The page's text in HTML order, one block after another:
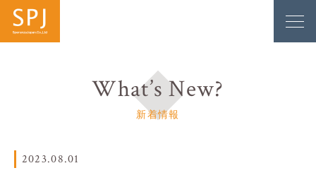
What’s New?
新着情報
2023.08.01